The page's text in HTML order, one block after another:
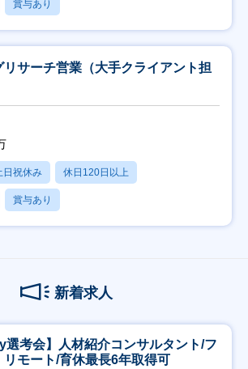
賞与あり
リサーチ営業（大手クライアント担
日祝休み 休日120日以上
賞与あり
新着求人
選考会】人材紹介コンサルタント/フ
リモート/育休最長6年取得可